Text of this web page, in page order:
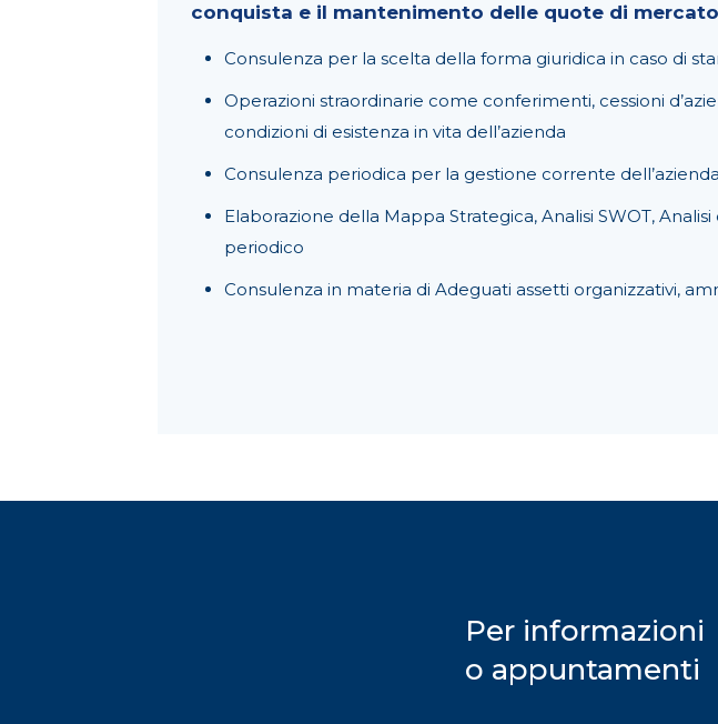
conquista e il mantenimento delle quote di
Consulenza per la scelta della forma giuridica in caso di
Operazioni straordinarie come conferimenti, cessioni
condizioni di esistenza in vita dell’azienda
Consulenza periodica per la gestione corrente dell’azienda
Elaborazione della Mappa Strategica, Analisi SWOT,
periodico
Consulenza in materia di Adeguati assetti organizzativi,
Per informazioni
o appuntamenti